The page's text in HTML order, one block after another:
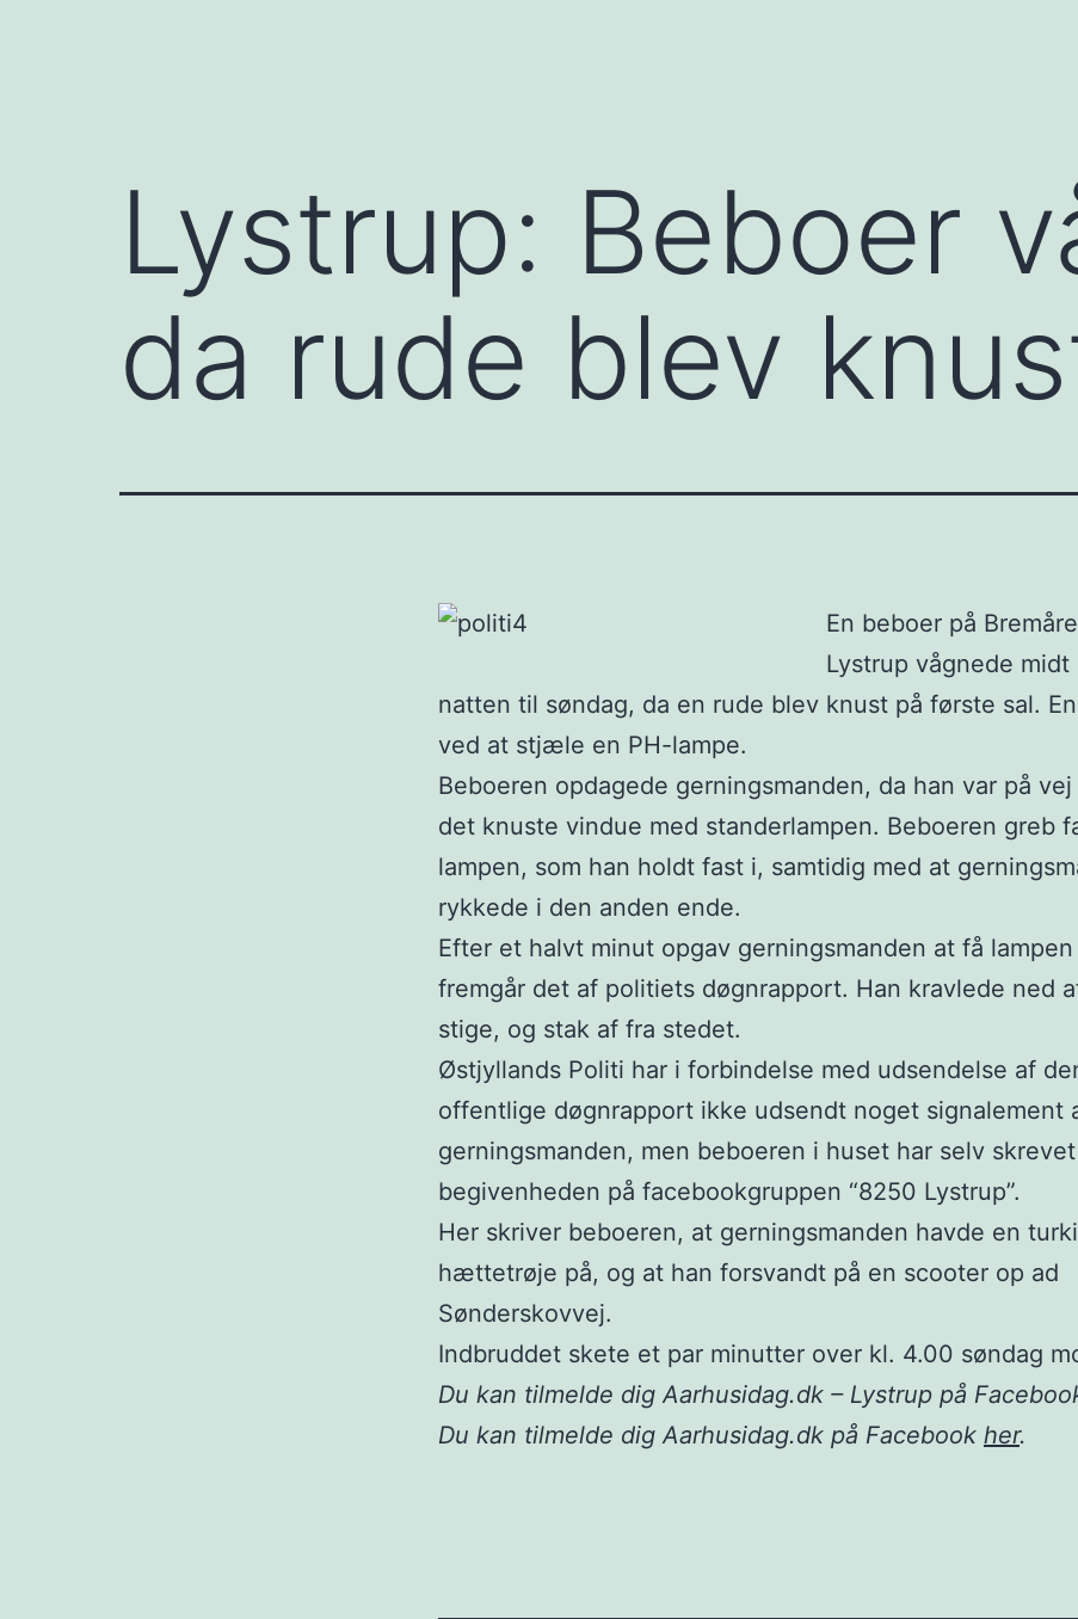
Lystrup: Beboer
da rude blev
En beboer på
Lystrup vågnede midt
natten til søndag, da en rude blev knust på første sal.
ved at stjæle en PH-lampe.
Beboeren opdagede gerningsmanden, da han var på
det knuste vindue med standerlampen. Beboeren greb
lampen, som han holdt fast i, samtidig med at
rykkede i den anden ende.
Efter et halvt minut opgav gerningsmanden at få lampen
fremgår det af politiets døgnrapport. Han kravlede ned
stige, og stak af fra stedet.
Østjyllands Politi har i forbindelse med udsendelse af
offentlige døgnrapport ikke udsendt noget signalement
gerningsmanden, men beboeren i huset har selv
begivenheden på facebookgruppen “8250 Lystrup”.
Her skriver beboeren, at gerningsmanden havde en
hættetrøje på, og at han forsvandt på en scooter op ad
Sønderskovvej.
Indbruddet skete et par minutter over kl. 4.00 søndag
Du kan tilmelde dig Aarhusidag.dk – Lystrup på
Du kan tilmelde dig Aarhusidag.dk på Facebook her.